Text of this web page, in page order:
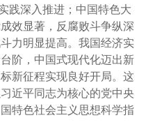
践深入推进；中国特色大
效显著，反腐败斗争纵深
力明显提高。我国经济实
阶，中国式现代化迈出新
新征程实现良好开局。这
近平同志为核心的党中央
特色社会主义思想科学指